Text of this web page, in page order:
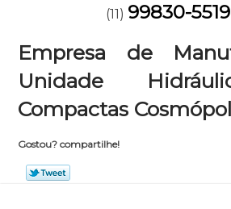
(11) 99830-5519
Empresa de
Unidade
Compactas
Gostou? compartilhe!